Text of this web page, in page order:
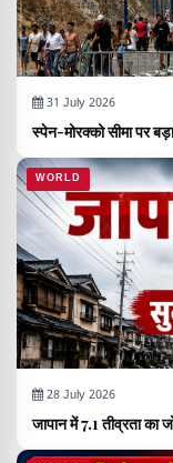
31 July 2026
स्पेन-मोरक्को सीमा पर
WORLD
28 July 2026
जापान में 7.1 तीव्रता का